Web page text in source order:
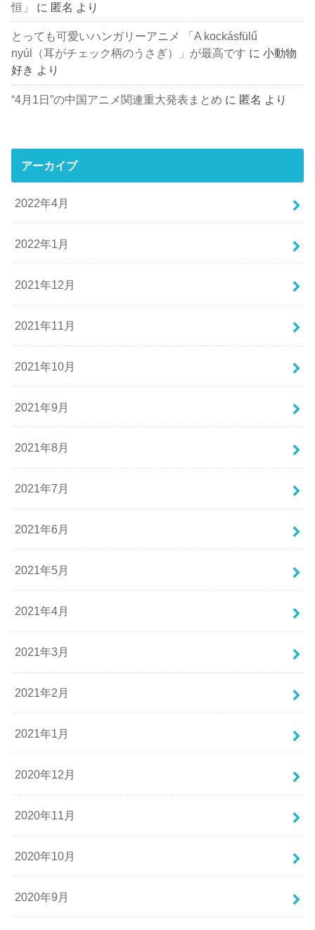
恒」
に 匿名 より
とっても可愛いハンガリーアニメ 「A kockásfülű
nyúl（耳がチェック柄のうさぎ）」が最高です に小動物
好き より
“4月1日”の中国アニメ関連重大発表まとめ に 匿名 より
アーカイブ
2022年4月
2022年1月
2021年12月
2021年11月
2021年10月
2021年9月
2021年8月
2021年7月
2021年6月
2021年5月
2021年4月
2021年3月
2021年2月
2021年1月
2020年12月
2020年11月
2020年10月
2020年9月